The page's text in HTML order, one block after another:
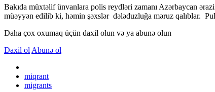
Bakıda müxtəlif ünvanlara polis reydləri zamanı Azərbaycan
müəyyən edilib ki, həmin şəxslər dələduzluğa məruz qalıblar.
Daha çox oxumaq üçün daxil olun və ya abunə olun
Daxil ol Abunə ol
miqrant
migrants